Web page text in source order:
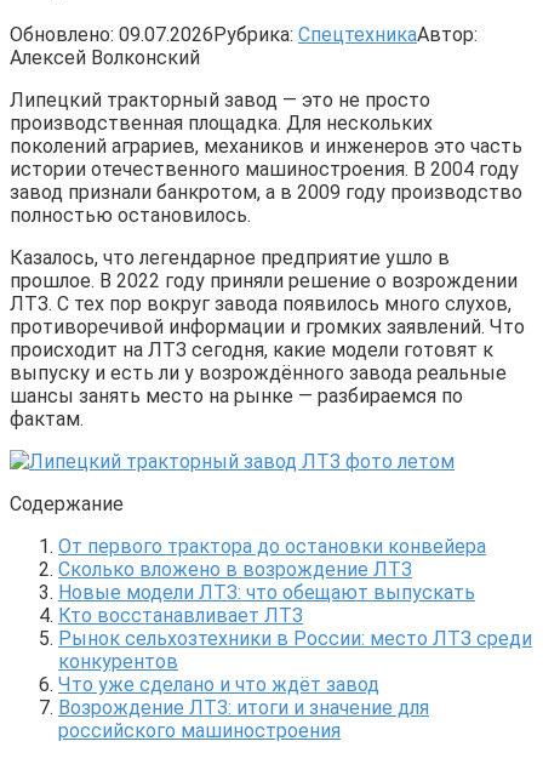
Обновлено: 09.07.2026Рубрика: СпецтехникаАвтор:
Алексей Волконский
Липецкий тракторный завод — это не просто
производственная площадка. Для нескольких
поколений аграриев, механиков и инженеров это часть
истории отечественного машиностроения. В 2004 году
завод признали банкротом, а в 2009 году производство
полностью остановилось.
Казалось, что легендарное предприятие ушло в
прошлое. В 2022 году приняли решение о возрождении
ЛТЗ. С тех пор вокруг завода появилось много слухов,
противоречивой информации и громких заявлений. Что
происходит на ЛТЗ сегодня, какие модели готовят к
выпуску и есть ли у возрождённого завода реальные
шансы занять место на рынке — разбираемся по
фактам.
Содержание
От первого трактора до остановки конвейера
Сколько вложено в возрождение ЛТЗ
Новые модели ЛТЗ: что обещают выпускать
Кто восстанавливает ЛТЗ
Рынок сельхозтехники в России: место ЛТЗ среди
конкурентов
Что уже сделано и что ждёт завод
Возрождение ЛТЗ: итоги и значение для
российского машиностроения